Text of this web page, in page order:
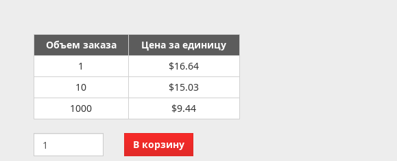
Объем заказа
Цена за единицу
1
$16.64
10
$15.03
1000
$9.44